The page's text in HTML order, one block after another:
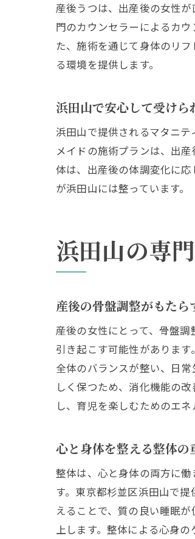
産後うつは、出産後の女性
門のカウンセラーによるカ
た、施術を通じて身体のリ
る環境を提供します。
浜田山で安心して受けら
浜田山で提供されるマタニ
メイドの施術プランは、出
体は、出産後の体調変化に
が浜田山には整っています。
浜田山の専
産後の骨盤調整がもたら
産後の女性にとって、骨盤
引き起こす可能性がありま
全体のバランスが整い、日
しく保つため、消化機能の
し、育児を楽しむためのエ
心と身体を整える整体の
整体は、心と身体の両方に
す。東京都杉並区浜田山で
えることで、質の良い睡眠
上します。整体による心身